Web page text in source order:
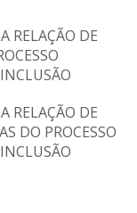
RELAÇÃO DE
RELAÇÃO DE
DO PROCESSO